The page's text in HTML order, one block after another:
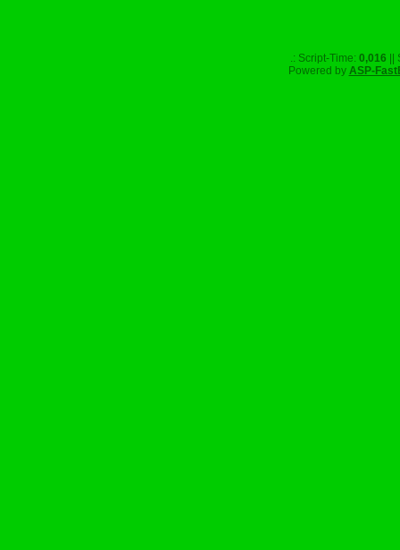
.: Script-Time: 0,016
Powered by ASP-